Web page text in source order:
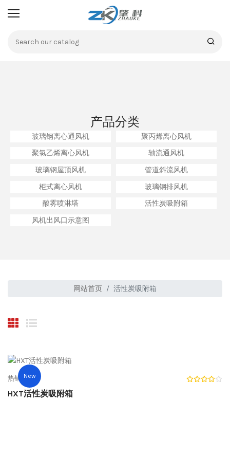
产品分类
玻璃钢离心通风机
聚丙烯离心风机
聚氯乙烯离心风机
轴流通风机
玻璃钢屋顶风机
管道斜流风机
柜式离心风机
玻璃钢排风机
酸雾喷淋塔
活性炭吸附箱
风机出风口示意图
网站首页 活性炭吸附箱
New
热销产品
HXT活性炭吸附箱